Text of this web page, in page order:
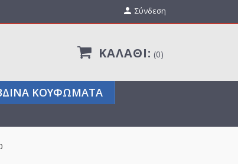
 Σύνδεση
ΚΑΛΆΘΙ: 0
ΚΟΥΦΏΜΑΤΑ